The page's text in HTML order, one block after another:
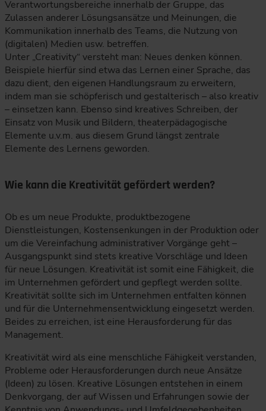
Verantwortungsbereiche innerhalb der Gruppe, das
Zulassen anderer Lösungsansätze und Meinungen, die
Kommunikation innerhalb des Teams, die Nutzung von
(digitalen) Medien usw. betreffen.
Unter „Creativity“ versteht man: Neues denken können.
Beispiele hierfür sind etwa das Lernen einer Sprache, das
dazu dient, den eigenen Handlungsraum zu erweitern,
indem man sie schöpferisch und gestalterisch – also kreativ
– einsetzen kann. Ebenso sind kreatives Schreiben, der
Einsatz von Musik und Bildern, theaterpädagogische
Elemente u.v.m. aus diesem Grund längst zentrale
Elemente des Lernens geworden.
Wie kann die Kreativität gefördert werden?
Ob es um neue Produkte, produktbezogene
Dienstleistungen, Kostensenkungen in der Produktion oder
um die Vereinfachung administrativer Vorgänge geht –
Ausgangspunkt sind stets kreative Vorschläge und Ideen
für neue Lösungen. Kreativität ist somit eine Fähigkeit, die
im Unternehmen gefördert und gepflegt werden sollte.
Kreativität sollte sich im Unternehmen entfalten können
und für die Unternehmensentwicklung eingesetzt werden.
Beides zu erreichen, ist eine Herausforderung für das
Management.
Kreativität wird als eine menschliche Fähigkeit verstanden,
Probleme oder Herausforderungen durch neue Ansätze
(Ideen) zu lösen. Kreative Lösungen entstehen in einem
Denkvorgang, der auf Wissen und Erfahrungen sowie der